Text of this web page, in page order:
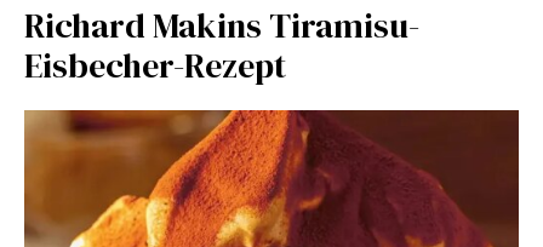
Richard Makins Tiramisu-
Eisbecher-Rezept